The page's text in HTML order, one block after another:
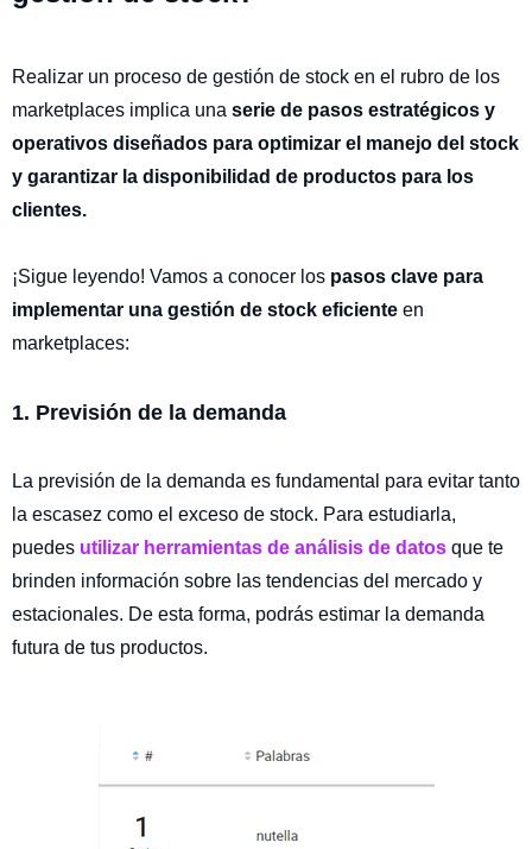
Realizar un proceso de gestión de stock en el rubro de los
marketplaces implica una serie de pasos estratégicos y
operativos diseñados para optimizar el manejo del stock
y garantizar la disponibilidad de productos para los
clientes.
¡Sigue leyendo! Vamos a conocer los pasos clave para
implementar una gestión de stock eficiente en
marketplaces:
1. Previsión de la demanda
La previsión de la demanda es fundamental para evitar tanto
la escasez como el exceso de stock. Para estudiarla,
puedes utilizar herramientas de análisis de datos que te
brinden información sobre las tendencias del mercado y
estacionales. De esta forma, podrás estimar la demanda
futura de tus productos.